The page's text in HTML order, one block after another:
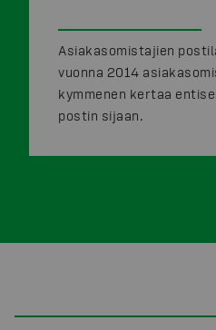
Asiakasomistajien
vuonna 2014
kymmenen kertaa
postin sijaan.